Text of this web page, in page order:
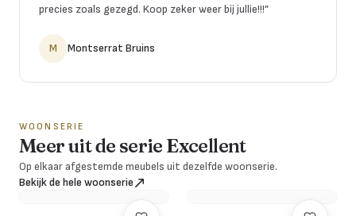
precies zoals gezegd. Koop zeker weer bij jullie!!!”
M Montserrat Bruins
WOONSERIE
Meer uit de serie Excellent
Op elkaar afgestemde meubels uit dezelfde woonserie.
Bekijk de hele woonserie